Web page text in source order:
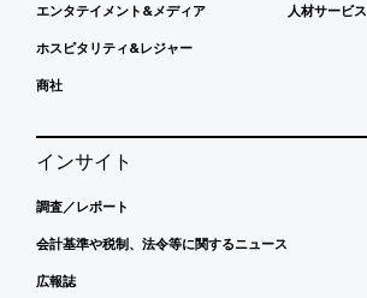
エンタテイメント&メディア
ホスピタリティ&レジャー
商社
人材サービス
インサイト
調査／レポート
会計基準や税制、法令等に関するニュース
広報誌